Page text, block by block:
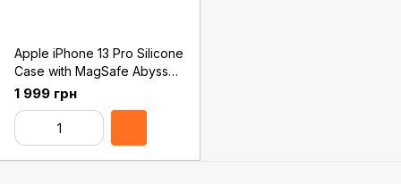
Apple iPhone 13 Pro Silicone
Case with MagSafe Abyss
Blue (MM2J3)
1 999 грн